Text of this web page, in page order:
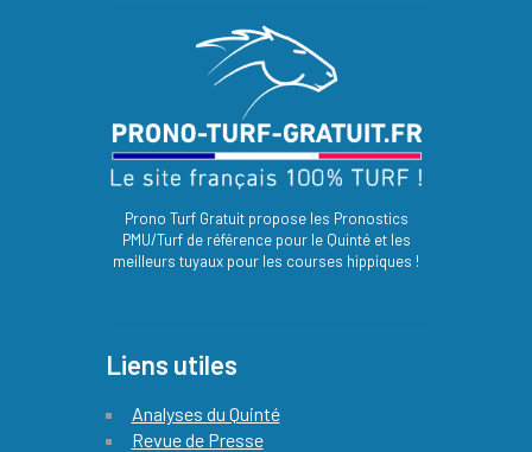
Prono Turf Gratuit propose les Pronostics
PMU/Turf de référence pour le Quinté et les
meilleurs tuyaux pour les courses hippiques !
Liens utiles
Analyses du Quinté
Revue de Presse